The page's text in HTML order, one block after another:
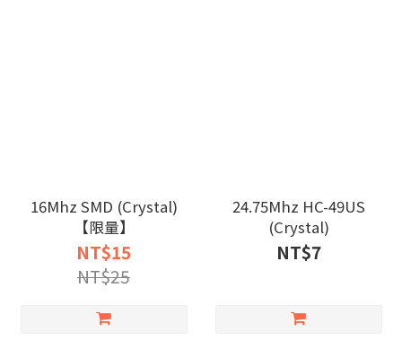
16Mhz SMD (Crystal)
【限量】
NT$15
NT$25
24.75Mhz HC-49US
(Crystal)
NT$7